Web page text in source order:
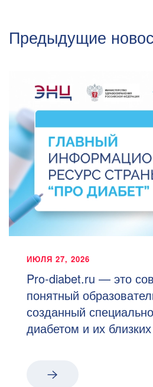
Предыдущие
ИЮЛЯ 27, 2026
Pro-diabet.ru — это
понятный
созданный
диабетом и их близких